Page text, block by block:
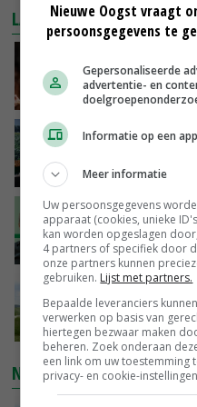
LAATSTE NIEUWS
Vlaamse
groeit door
VANDAAG, 14:55
‘Cijfer jezelf
VANDAAG, 13:31
‘De droogte
Lobith’
VANDAAG, 11:00
POAH!: John
VANDAAG, 10:00
NIEUWSTE VIDEO'S
Nieuwe Oogst vraagt
persoonsgegevens te
Gepersonaliseerde
advertentie- en
Informatie op een
Meer informatie
Uw persoonsgegevens
apparaat (cookies, unieke
kan worden opgeslagen
4 partners of specifiek door
onze partners kunnen
gebruiken. Lijst met partners.
Bepaalde leveranciers
verwerken op basis van
hiertegen bezwaar maken
beheren. Zoek onderaan
een link om uw toestemming
privacy- en cookie-